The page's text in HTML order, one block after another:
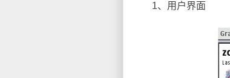
1、用户界面